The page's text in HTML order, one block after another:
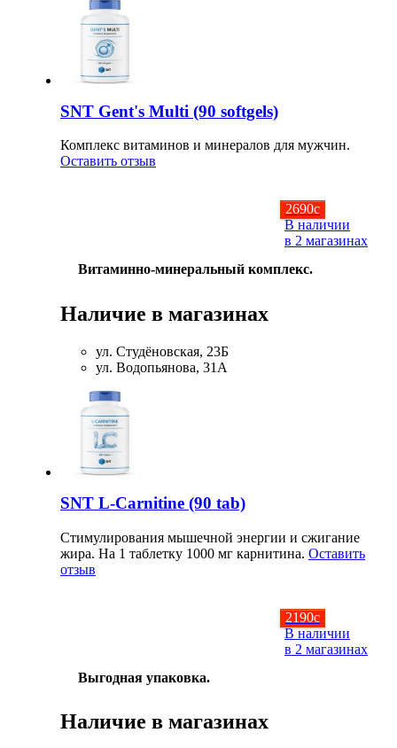
Полезные продукты
Соусы и Топпинги
2690c
В наличии
в 2 магазинах
SNT Gent's Multi (90 softgels)
Комплекс витаминов и минералов для мужчин.
Оставить отзыв
Витаминно-минеральный комплекс.
Наличие в магазинах
ул. Студёновская, 23Б
ул. Водопьянова, 31А
2190c
В наличии
в 2 магазинах
SNT L-Carnitine (90 tab)
Стимулирования мышечной энергии и сжигание
жира. На 1 таблетку 1000 мг карнитина. Оставить
отзыв
Выгодная упаковка.
Наличие в магазинах